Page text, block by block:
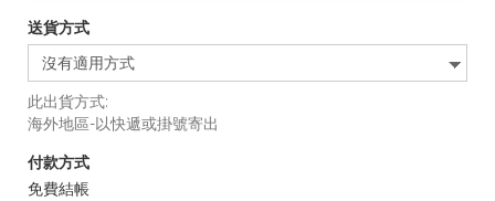
送貨方式
此出貨方式:
海外地區-以快遞或掛號寄出
付款方式
免費結帳